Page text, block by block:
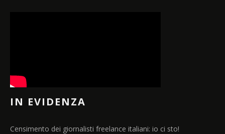
IN EVIDENZA
Censimento dei giornalisti freelance italiani: io ci sto!